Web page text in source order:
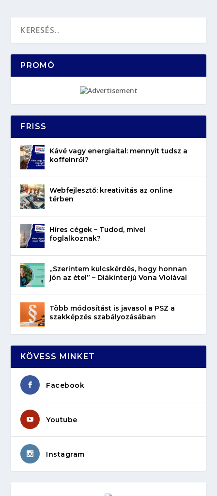
PROMÓ
FRISS
Kávé vagy energiaital: mennyit tudsz a
koffeinről?
Webfejlesztő: kreativitás az online
térben
Híres cégek – Tudod, mivel
foglalkoznak?
„Szerintem kulcskérdés, hogy honnan
jön az étel” – Diákinterjú Vona Violával
Több módosítást is javasol a PSZ a
szakképzés szabályozásában
KÖVESS MINKET
Facebook
Youtube
Instagram